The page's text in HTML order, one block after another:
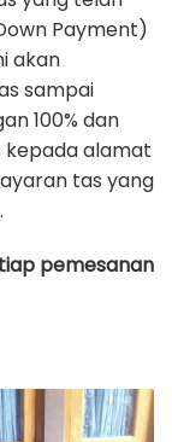
Payment)
akan
sampai
100% dan
kepada alamat
tas yang
pemesanan